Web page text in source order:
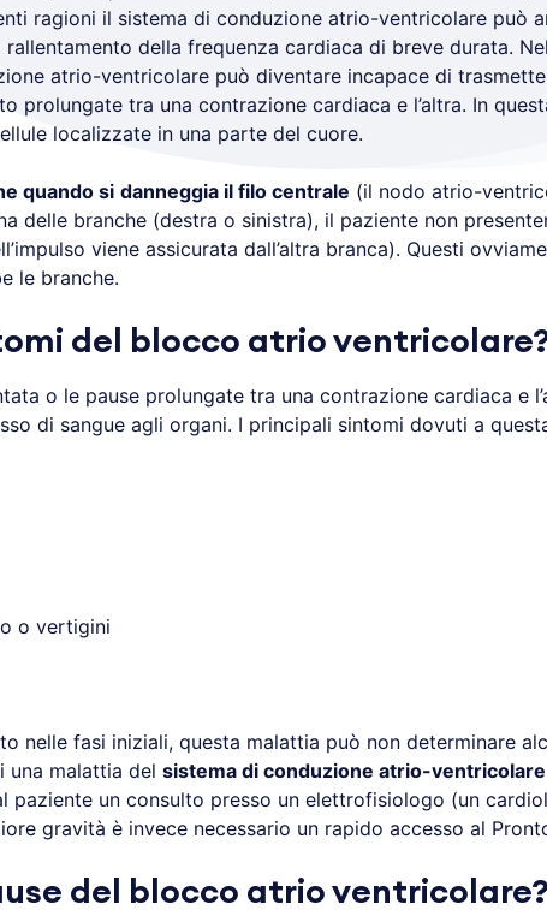
ragioni il sistema di conduzione atrio-ventricolare può
della frequenza cardiaca di breve durata.
atrio-ventricolare può diventare incapace di
prolungate tra una contrazione cardiaca e l’altra. In
localizzate in una parte del cuore.
quando si danneggia il filo centrale (il nodo atrio-
delle branche (destra o sinistra), il paziente non
viene assicurata dall’altra branca). Questi
le branche.
del blocco atrio
o le pause prolungate tra una contrazione cardiaca e
di sangue agli organi. I principali sintomi dovuti a
o vertigini
nelle fasi iniziali, questa malattia può non determinare
una malattia del sistema di conduzione atrio-ventricolare
paziente un consulto presso un elettrofisiologo (un
gravità è invece necessario un rapido accesso al
del blocco atrio ventricolare?